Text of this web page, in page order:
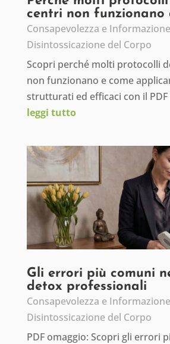
centri non funzionano
Consapevolezza e Informazione
Disintossicazione del Corpo
Scopri perché molti protocolli
non funzionano e come
strutturati ed efficaci con il
leggi tutto
Gli errori più comuni
detox professionali
Consapevolezza e Informazione
Disintossicazione del Corpo
PDF omaggio: Scopri gli errori